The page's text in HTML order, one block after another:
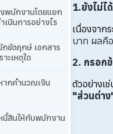
พนักงานโดยแยก
เนินการอย่างไร
ขัตฤกษ์ เอกสาร
ะเหตุใด
ากคำนวณเงิน
นี้สินให้กับพนักงาน
1.ยังไม่ไ
เนื่องจาก
บาท ผลคื
2. กรอก
ตัวอย่างเ
"ส่วนต่า